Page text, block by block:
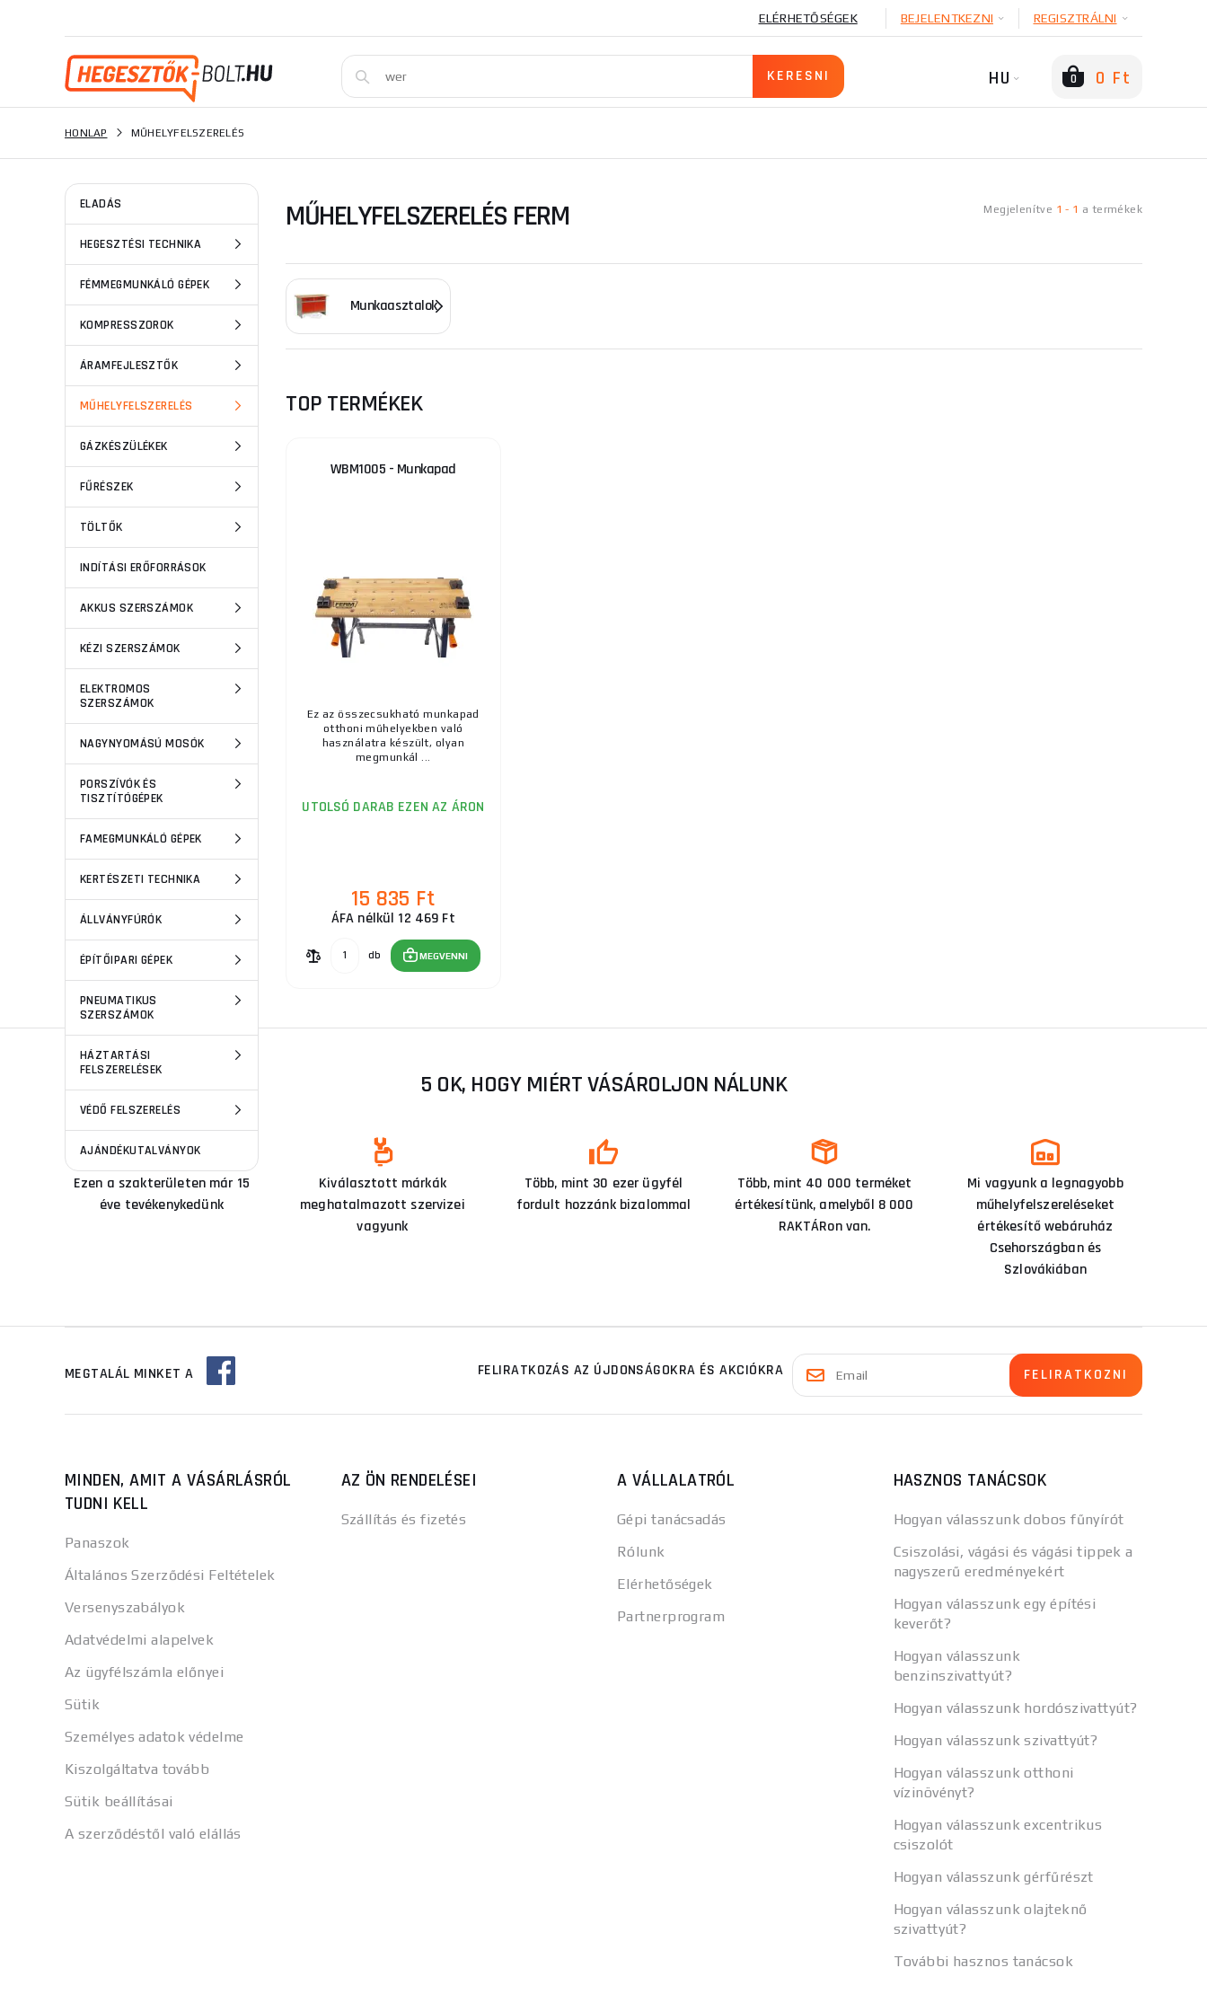
ELÉRHETŐSÉGEK BEJELENTKEZNI REGISZTRÁLNI
HU 0 0 Ft
ELADÁS
HEGESZTÉSI TECHNIKA
FÉMMEGMUNKÁLÓ GÉPEK
KOMPRESSZOROK
ÁRAMFEJLESZTŐK
MŰHELYFELSZERELÉS
GÁZKÉSZÜLÉKEK
FŰRÉSZEK
TÖLTŐK
INDÍTÁSI ERŐFORRÁSOK
AKKUS SZERSZÁMOK
KÉZI SZERSZÁMOK
ELEKTROMOS
SZERSZÁMOK
NAGYNYOMÁSÚ MOSÓK
PORSZÍVÓK ÉS
TISZTÍTÓGÉPEK
FAMEGMUNKÁLÓ GÉPEK
KERTÉSZETI TECHNIKA
ÁLLVÁNYFÚRÓK
ÉPÍTŐIPARI GÉPEK
PNEUMATIKUS
SZERSZÁMOK
HÁZTARTÁSI
FELSZERELÉSEK
VÉDŐ FELSZERELÉS
AJÁNDÉKUTALVÁNYOK
HONLAP MŰHELYFELSZERELÉS
Megjelenítve 1 - 1 a termékek
MŰHELYFELSZERELÉS FERM
Munkaasztalok
TOP TERMÉKEK
WBM1005 - Munkapad
Ez az összecsukható munkapad
otthoni műhelyekben való
használatra készült, olyan
megmunkál ...
UTOLSÓ DARAB EZEN AZ ÁRON
15 835 Ft
ÁFA nélkül 12 469 Ft
db MEGVENNI
5 OK, HOGY MIÉRT VÁSÁROLJON NÁLUNK
Ezen a szakterületen már 15
éve tevékenykedünk
Kiválasztott márkák
meghatalmazott szervizei
vagyunk
Több, mint 30 ezer ügyfél
fordult hozzánk bizalommal
Több, mint 40 000 terméket
értékesítünk, amelyből 8 000
RAKTÁRon van.
Mi vagyunk a legnagyobb
műhelyfelszereléseket
értékesítő webáruház
Csehországban és
Szlovákiában
MEGTALÁL MINKET A FELIRATKOZÁS AZ ÚJDONSÁGOKRA ÉS AKCIÓKRA
MINDEN, AMIT A VÁSÁRLÁSRÓL
TUDNI KELL
Panaszok
Általános Szerződési Feltételek
Versenyszabályok
Adatvédelmi alapelvek
Az ügyfélszámla előnyei
Sütik
Személyes adatok védelme
Kiszolgáltatva tovább
Sütik beállításai
A szerződéstől való elállás
AZ ÖN RENDELÉSEI
Szállítás és fizetés
A VÁLLALATRÓL
Gépi tanácsadás
Rólunk
Elérhetőségek
Partnerprogram
HASZNOS TANÁCSOK
Hogyan válasszunk dobos fűnyírót
Csiszolási, vágási és vágási tippek a
nagyszerű eredményekért
Hogyan válasszunk egy építési
keverőt?
Hogyan válasszunk
benzinszivattyút?
Hogyan válasszunk hordószivattyút?
Hogyan válasszunk szivattyút?
Hogyan válasszunk otthoni
vízinövényt?
Hogyan válasszunk excentrikus
csiszolót
Hogyan válasszunk gérfűrészt
Hogyan válasszunk olajteknő
szivattyút?
További hasznos tanácsok